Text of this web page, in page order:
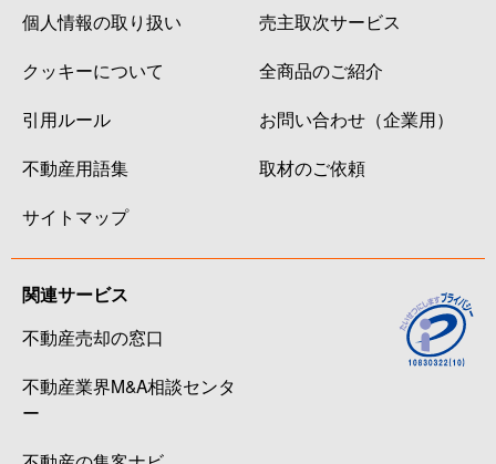
個人情報の取り扱い
クッキーについて
引用ルール
不動産用語集
サイトマップ
売主取次サービス
全商品のご紹介
お問い合わせ（企業用）
取材のご依頼
関連サービス
不動産売却の窓口
不動産業界M&A相談センタ
ー